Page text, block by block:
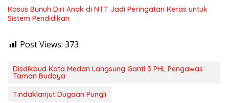
Kasus Bunuh Diri Anak di NTT Jadi Peringatan Keras untuk
Sistem Pendidikan
Post Views: 373
Disdikbud Kota Medan Langsung Ganti 3 PHL Pengawas
Taman Budaya
Tindaklanjut Dugaan Pungli